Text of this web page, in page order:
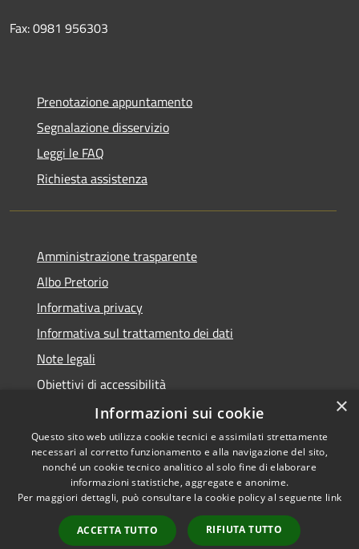
Fax: 0981 956303
Prenotazione appuntamento
Segnalazione disservizio
Leggi le FAQ
Richiesta assistenza
Amministrazione trasparente
Albo Pretorio
Informativa privacy
Informativa sul trattamento dei dati
Note legali
Obiettivi di accessibilità
Dichiarazione di accessibilità
RSS
Accessibilità
Copyright © 2026 • Comune di
Terranova da Sibari • Powered
byMunicipium
Accesso
×
Informazioni sui cookie
Questo sito web utilizza cookie tecnici e assimilati strettamente
necessari al corretto funzionamento e alla navigazione del sito,
nonché un cookie tecnico analitico al solo fine di elaborare
informazioni statistiche, aggregate e anonime.
Per maggiori dettagli, può consultare la cookie policy al seguente link
ACCETTA TUTTO RIFIUTA TUTTO